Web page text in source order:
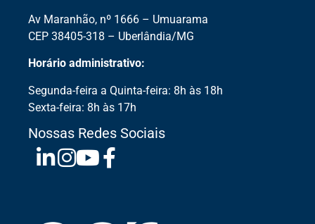
Av Maranhão, nº 1666 – Umuarama
CEP 38405-318 – Uberlândia/MG
Horário administrativo:
Segunda-feira a Quinta-feira: 8h às 18h
Sexta-feira: 8h às 17h
Nossas Redes Sociais